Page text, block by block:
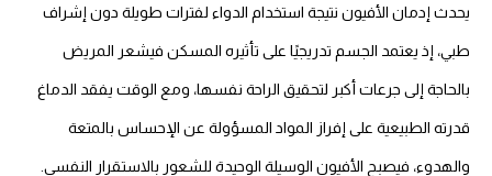
يحدث إدمان الأفيون نتيجة استخدام الدواء لفترات طويلة دون إشراف
طبي، إذ يعتمد الجسم تدريجيًا على تأثيره المسكن فيشعر المريض
بالحاجة إلى جرعات أكبر لتحقيق الراحة نفسها، ومع الوقت يفقد الدماغ
قدرته الطبيعية على إفراز المواد المسؤولة عن الإحساس بالمتعة
والهدوء، فيصبح الأفيون الوسيلة الوحيدة للشعور بالاستقرار النفسي.